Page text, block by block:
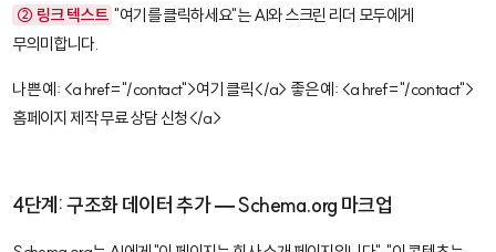
② 링크 텍스트 "여기를 클릭하세요"는 AI와 스크린 리더 모두에게
무의미합니다.
나쁜 예: <a href="/contact">여기 클릭</a> 좋은 예: <a href="/contact">
홈페이지 제작 무료 상담 신청</a>
4단계: 구조화 데이터 추가 — Schema.org 마크업